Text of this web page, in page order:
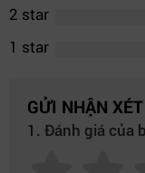
2 star
1 star
GỬI NHẬN
1. Đánh giá của